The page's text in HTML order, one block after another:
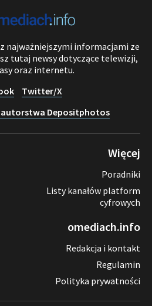
najważniejszymi informacjami ze
tutaj newsy dotyczące telewizji,
oraz internetu.
Twitter/X
Depositphotos
Więcej
Poradniki
Listy kanałów platform
cyfrowych
omediach.info
Redakcja i kontakt
Regulamin
Polityka prywatności